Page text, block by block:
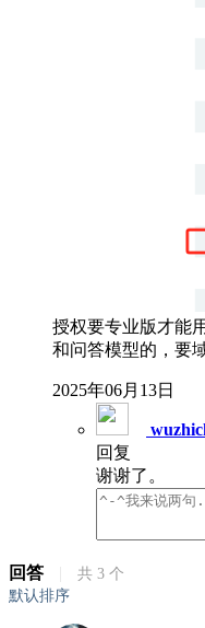
授权要专业版才能
和问答模型的，要
2025年06月13日
回复
谢谢了。
回答 共 3 个
默认排序